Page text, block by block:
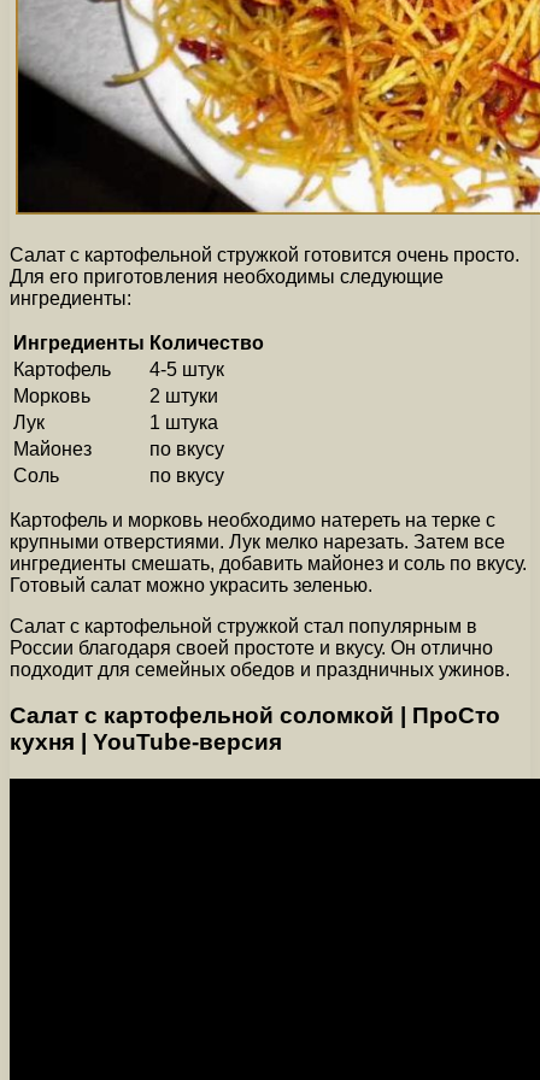
Салат с картофельной стружкой готовится очень просто.
Для его приготовления необходимы следующие
ингредиенты:
Ингредиенты Количество
Картофель
4-5 штук
Морковь
2 штуки
Лук
1 штука
Майонез
по вкусу
Соль
по вкусу
Картофель и морковь необходимо натереть на терке с
крупными отверстиями. Лук мелко нарезать. Затем все
ингредиенты смешать, добавить майонез и соль по вкусу.
Готовый салат можно украсить зеленью.
Салат с картофельной стружкой стал популярным в
России благодаря своей простоте и вкусу. Он отлично
подходит для семейных обедов и праздничных ужинов.
Салат с картофельной соломкой | ПроСто
кухня | YouTube-версия